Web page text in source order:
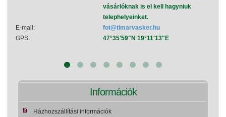
vásárlóknak is el kell hagyniuk
telephelyeinket.
E-mail:
fot@timarvasker.hu
GPS:
47°35'59"N 19°11'13"E
Információk
Házhozszállítási információk